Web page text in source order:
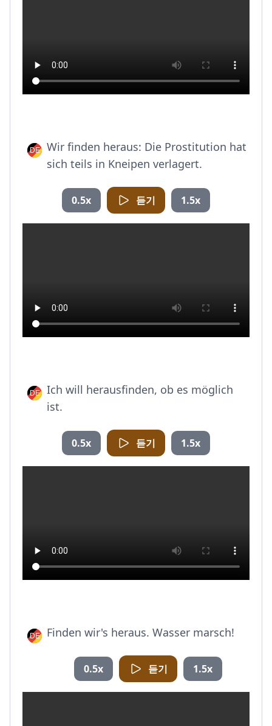
Wir finden heraus: Die Prostitution hat
sich teils in Kneipen verlagert.
0.5x 듣기 1.5x
Ich will herausfinden, ob es möglich
ist.
0.5x 듣기 1.5x
Finden wir's heraus. Wasser marsch!
0.5x 듣기 1.5x